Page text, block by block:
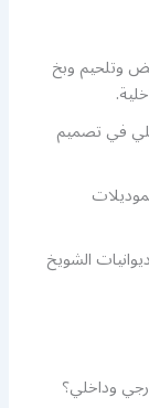
وتلحيم وبخ
في تصميم
الشويخ
وداخلي؟